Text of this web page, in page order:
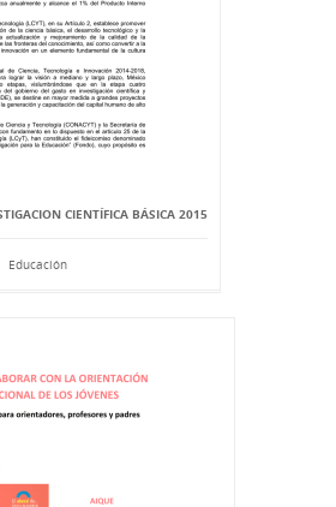
CIENTÍFICA BÁSICA 2015
Educación